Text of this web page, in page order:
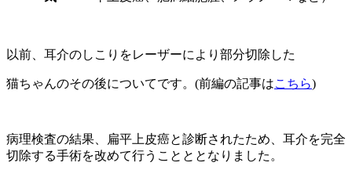
以前、耳介のしこりをレーザーにより部分切除した
猫ちゃんのその後についてです。(前編の記事はこちら)
病理検査の結果、扁平上皮癌と診断されたため、耳介を完全
切除する手術を改めて行うことととなりました。